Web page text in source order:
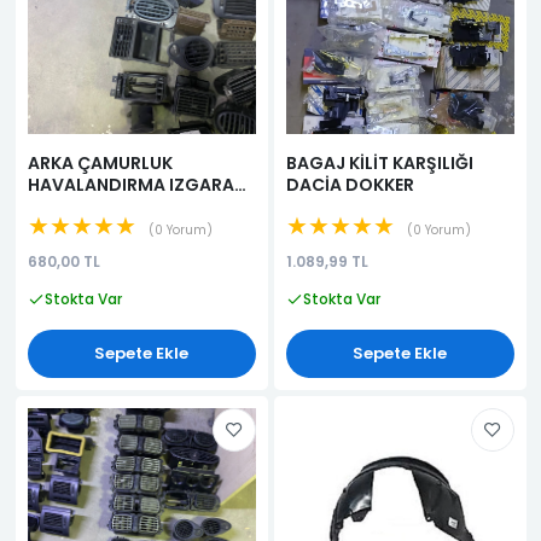
ARKA ÇAMURLUK
HAVALANDIRMA IZGARASI
★★★★★ 0 Yorum
680,00 TL
Stokta Var
Sepete Ekle
BAGAJ KİLİT KARŞILIĞI
DACİA DOKKER
★★★★★ 0 Yorum
1.089,99 TL
Stokta Var
Sepete Ekle